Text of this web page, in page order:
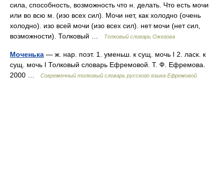
сила, способность, возможность что н. делать. Что есть мочи
или во всю м. (изо всех сил). Мочи нет, как холодно (очень
холодно). изо всей мочи (изо всех сил). нет мочи (нет сил,
возможности). Толковый …
Толковый словарь Ожегова
Моченька — ж. нар. поэт. 1. уменьш. к сущ. мочь I 2. ласк. к
сущ. мочь I Толковый словарь Ефремовой. Т. Ф. Ефремова.
2000 …
Современный толковый словарь русского языка Ефремовой